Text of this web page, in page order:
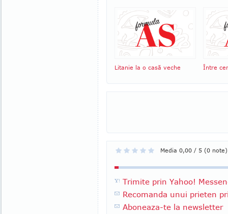
Litanie la o casă veche Între
Media 0,00 / 5 (0 note)
Trimite prin Yahoo!
Recomanda unui prieten
Aboneaza-te la newsletter